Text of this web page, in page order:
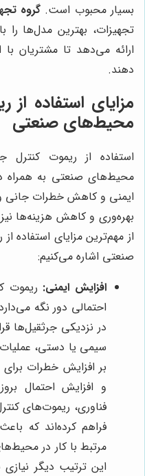
بسیار محبوب است. گروه
تجهیزات، بهترین مدل‌ها
ارائه می‌دهد تا مشتریان
دهند.
مزایای استفاده
محیط‌های صنعتی
استفاده از ریموت کنترل
محیط‌های صنعتی به همراه
ایمنی و کاهش خطرات جانی و
بهره‌وری و کاهش هزینه‌ها
از مهم‌ترین مزایای استفاده
صنعتی اشاره می‌کنیم:
افزایش ایمنی: ریموت
احتمالی دور نگه
در نزدیکی جرثقیل‌ها
سیمی یا دستی،
بر افزایش خطرات
و افزایش احتمال
فناوری، ریموت‌های
فراهم کرده‌اند که
مرتبط با کار در
این ترتیب دیگر نیازی